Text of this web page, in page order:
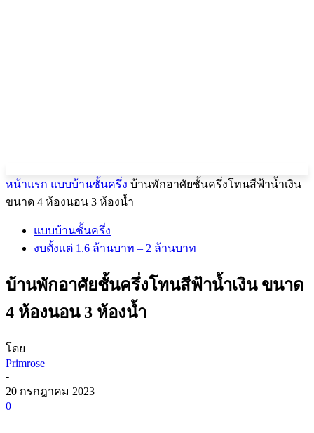
หน้าแรก แบบบ้านชั้นครึ่ง บ้านพักอาศัยชั้นครึ่งโทนสีฟ้าน้ำเงิน
ขนาด 4 ห้องนอน 3 ห้องน้ำ
แบบบ้านชั้นครึ่ง
งบตั้งเเต่ 1.6 ล้านบาท – 2 ล้านบาท
บ้านพักอาศัยชั้นครึ่งโทนสีฟ้าน้ำเงิน ขนาด
4 ห้องนอน 3 ห้องน้ำ
โดย
Primrose
-
20 กรกฎาคม 2023
0